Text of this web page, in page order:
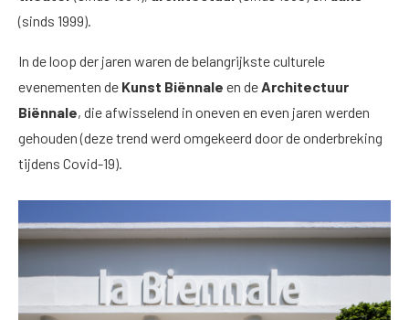
(sinds 1999).
In de loop der jaren waren de belangrijkste culturele
evenementen de Kunst Biënnale en deArchitectuur
Biënnale, die afwisselend in oneven en even jaren werden
gehouden (deze trend werd omgekeerd door de onderbreking
tijdens Covid-19).